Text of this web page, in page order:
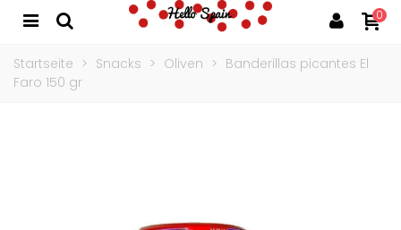
0
Startseite > Snacks > Oliven > Banderillas picantes El
Faro 150 gr